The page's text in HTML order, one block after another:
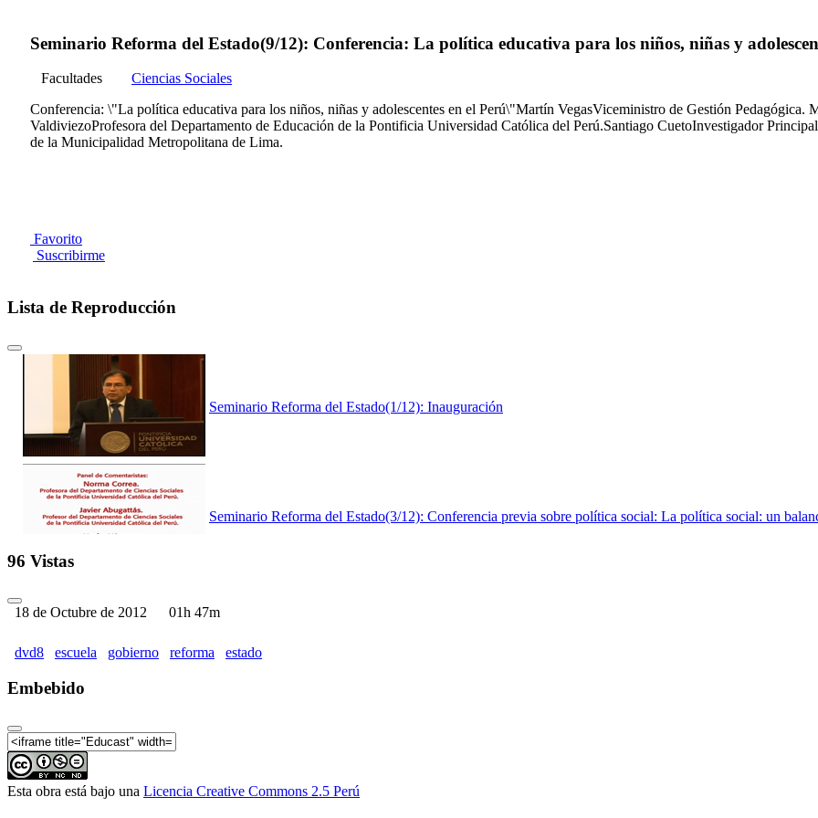
Seminario Reforma del Estado(9/12): Conferencia: La política educativa para los niños, niñas y
Facultades
Ciencias Sociales
Conferencia: \"La política educativa para los niños, niñas y adolescentes en el Perú\"Martín VegasViceministro de Gestión Pedagógica.
ValdiviezoProfesora del Departamento de Educación de la Pontificia Universidad Católica del Perú.Santiago CuetoInvestigador
de la Municipalidad Metropolitana de Lima.
Favorito
Suscribirme
Lista de Reproducción
Seminario Reforma del Estado(1/12): Inauguración
Seminario Reforma del Estado(3/12): Conferencia previa sobre política social: La política social: un
96 Vistas
18 de Octubre de 2012 01h 47m
dvd8 escuela gobierno reforma estado
Embebido
Esta obra está bajo una Licencia Creative Commons 2.5 Perú